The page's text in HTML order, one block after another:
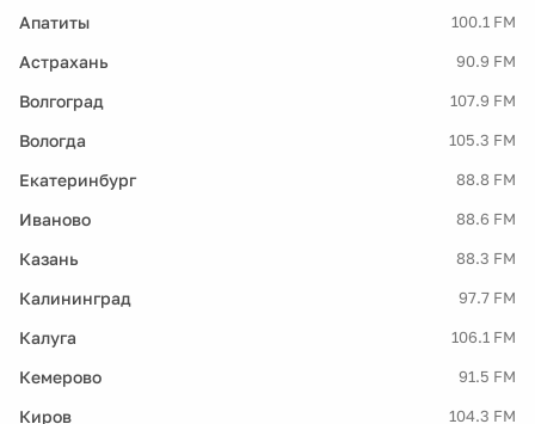
Апатиты 100.1 FM
Астрахань 90.9 FM
Волгоград 107.9 FM
Вологда 105.3 FM
Екатеринбург 88.8 FM
Иваново 88.6 FM
Казань 88.3 FM
Калининград 97.7 FM
Калуга 106.1 FM
Кемерово 91.5 FM
Киров 104.3 FM